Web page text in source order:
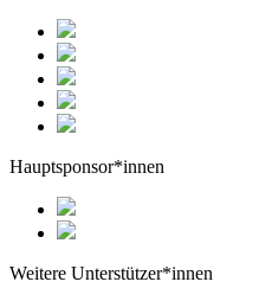
Hauptsponsor*innen
Weitere Unterstützer*innen